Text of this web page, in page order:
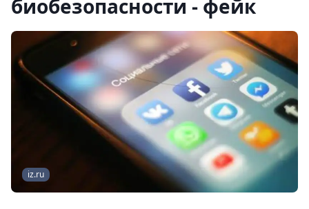
биобезопасности - фейк
iz.ru